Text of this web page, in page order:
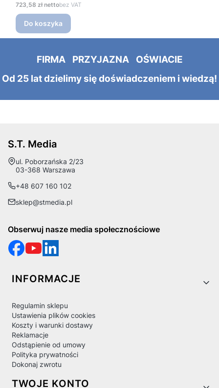
Cena
723,58 zł bez VAT
Do koszyka
FIRMA PRZYJAZNA OŚWIACIE
Od 25 lat dzielimy się doświadczeniem i wiedzą!
S.T. Media
Adres:
ul. Poborzańska 2/23
03-368 Warszawa
+48 607 160 102
sklep@stmedia.pl
Obserwuj nasze media społecznościowe
Linki w stopce
INFORMACJE
Regulamin sklepu
Ustawienia plików cookies
Koszty i warunki dostawy
Reklamacje
Odstąpienie od umowy
Polityka prywatności
Dokonaj zwrotu
TWOJE KONTO